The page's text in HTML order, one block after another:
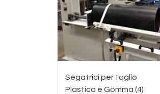
Segatrici per taglio
Plastica e Gomma (4)